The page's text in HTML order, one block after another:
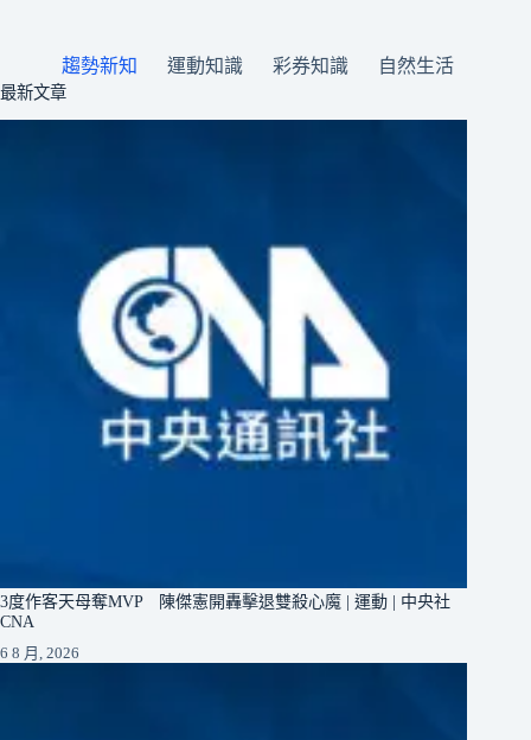
趨勢新知 運動知識 彩券知識 自然生活
最新文章
3度作客天母奪MVP 陳傑憲開轟擊退雙殺心魔 | 運動 | 中央社
CNA
6 8 月, 2026